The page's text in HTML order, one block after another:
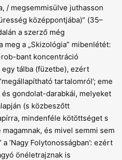
/ megsemmisülve juthasson
középpontjába)” (35–
a szerző még
a „Skizológia” mibenlétét:
rob-bant koncentráció
tálba (füzetbe), ezért
tartalomról’; eme
gondolat-darabkái, melyeket
(s közbeszőtt
mindenféle kötöttséget s
és mivel semmi sem
’Nagy Folytonosságban’: ezért
önéletrajznak is